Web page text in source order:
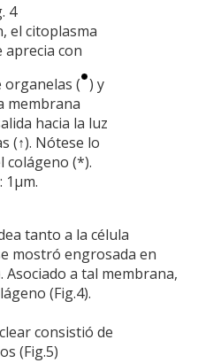
4
el citoplasma
aprecia con
( ) y
membrana
hacia la luz
(↑). Nótese lo
colágeno (*).
1µm.
tanto a la célula
mostró engrosada en
Asociado a tal membrana,
(Fig.4).
consistió de
(Fig.5)